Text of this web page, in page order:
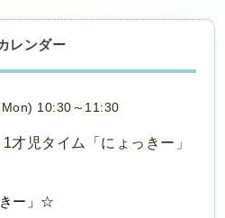
レンダー
10:30～11:30
児タイム「にょっきー」
ー」☆